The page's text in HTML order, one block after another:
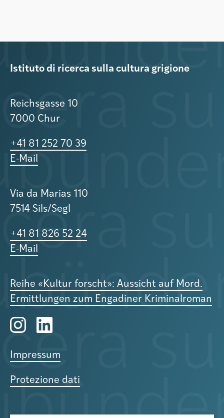
Istituto di ricerca sulla cultura grigione
Reichsgasse 10
7000 Chur
+41 81 252 70 39
E-Mail
Via da Marias 110
7514 Sils/Segl
+41 81 826 52 24
E-Mail
Reihe «Kultur forscht»: Aussicht auf Mord.
Ermittlungen zum Engadiner Kriminalroman
Impressum
Protezione dati